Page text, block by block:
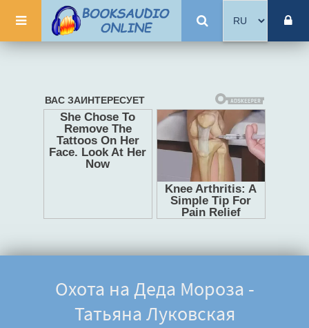
Охота на Деда Мороза -
Татьяна Луковская